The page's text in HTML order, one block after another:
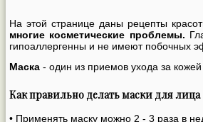
На этой странице даны рецепты
многие косметические проблемы.
гипоаллергенны и не имеют побочных
Маска - один из приемов ухода за
Как правильно делать маски для лица
• Применять маску можно 2 - 3 раза в